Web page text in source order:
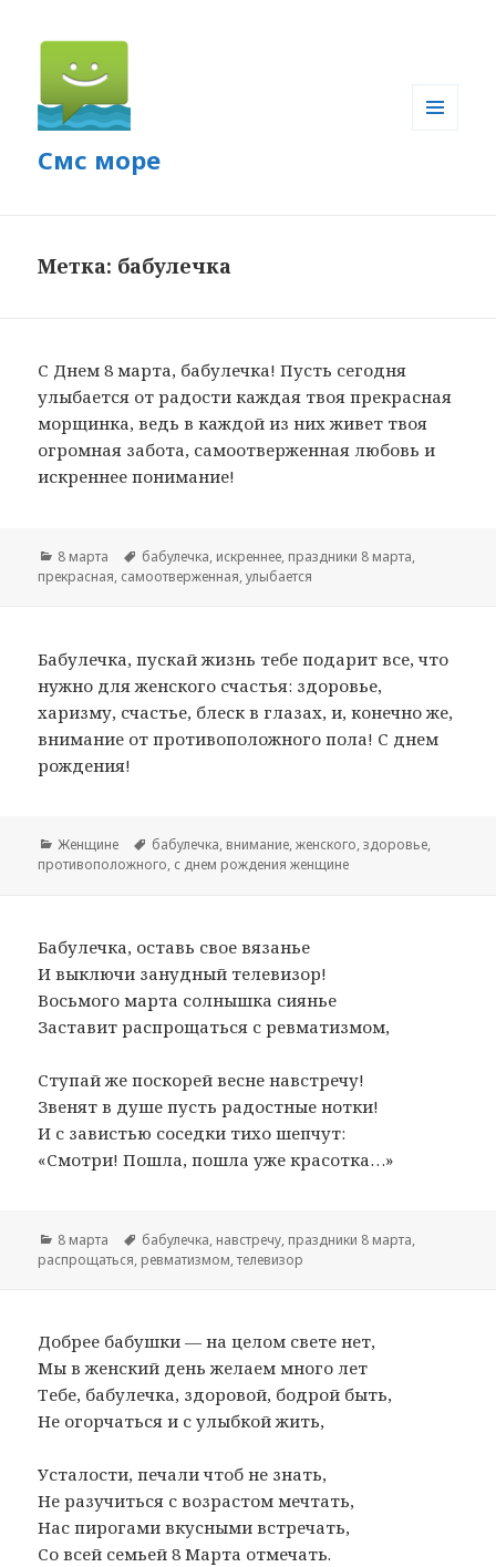
Смс море
Метка: бабулечка
С Днем 8 марта, бабулечка! Пусть сегодня
улыбается от радости каждая твоя прекрасная
морщинка, ведь в каждой из них живет твоя
огромная забота, самоотверженная любовь и
искреннее понимание!
Рубрики
8 марта Метки
бабулечка, искреннее, праздники 8 марта,
прекрасная, самоотверженная,улыбается
Бабулечка, пускай жизнь тебе подарит все, что
нужно для женского счастья: здоровье,
харизму, счастье, блеск в глазах, и, конечно же,
внимание от противоположного пола! С днем
рождения!
Рубрики
Женщине Метки
бабулечка, внимание,женского,здоровье,
противоположного, с днем рождения женщине
Бабулечка, оставь свое вязанье
И выключи занудный телевизор!
Восьмого марта солнышка сиянье
Заставит распрощаться с ревматизмом,
Ступай же поскорей весне навстречу!
Звенят в душе пусть радостные нотки!
И с завистью соседки тихо шепчут:
«Смотри! Пошла, пошла уже красотка…»
Рубрики
8 марта Метки
бабулечка, навстречу, праздники 8 марта,
распрощаться, ревматизмом,телевизор
Добрее бабушки — на целом свете нет,
Мы в женский день желаем много лет
Тебе, бабулечка, здоровой, бодрой быть,
Не огорчаться и с улыбкой жить,
Усталости, печали чтоб не знать,
Не разучиться с возрастом мечтать,
Нас пирогами вкусными встречать,
Со всей семьей 8 Марта отмечать.